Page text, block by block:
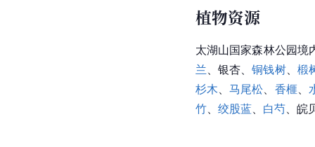
植物资源
太湖山国家森林公园境
兰 、银杏、铜钱树、 椴
杉木 、马尾松 香榧、
竹
绞股蓝 白芍 、皖